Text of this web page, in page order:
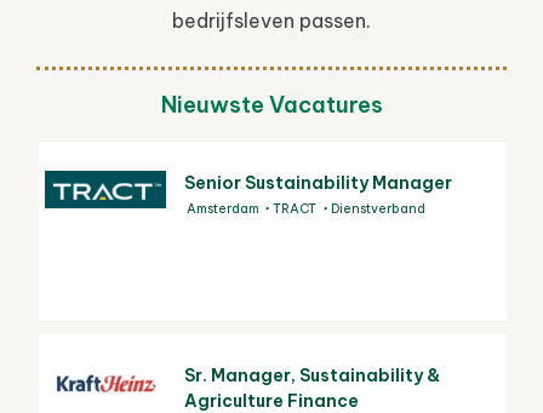
bedrijfsleven passen.
Nieuwste Vacatures
Senior Sustainability Manager
Amsterdam TRACT Dienstverband
Sr. Manager, Sustainability &
Agriculture Finance